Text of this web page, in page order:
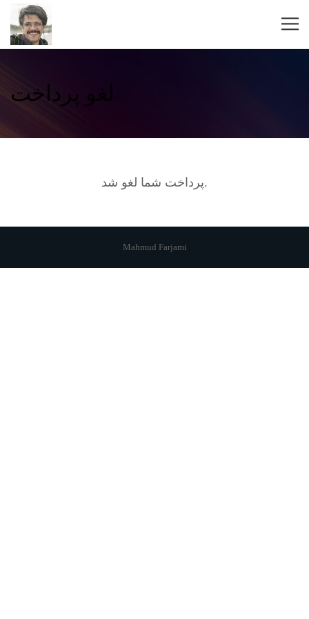
لغو پرداخت
پرداخت شما لغو شد.
Mahmud Farjami